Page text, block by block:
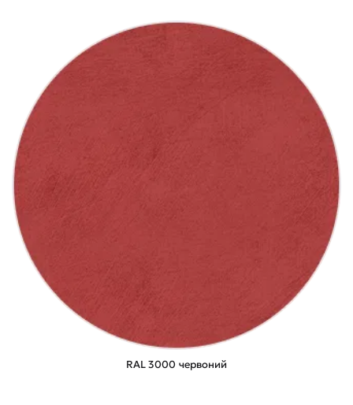
RAL 3000 червоний